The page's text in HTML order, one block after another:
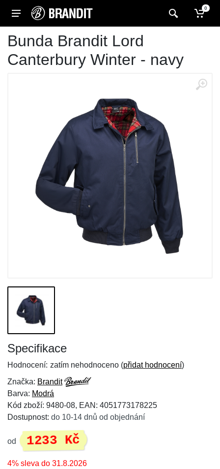
0
Bunda Brandit Lord
Canterbury Winter - navy
Specifikace
Hodnocení: zatím nehodnoceno (přidat hodnocení)
Značka: Brandit
Barva: Modrá
Kód zboží: 9480-08, EAN: 4051773178225
Dostupnost: do 10-14 dnů od objednání
od 1233 Kč
4% sleva do 31.8.2026